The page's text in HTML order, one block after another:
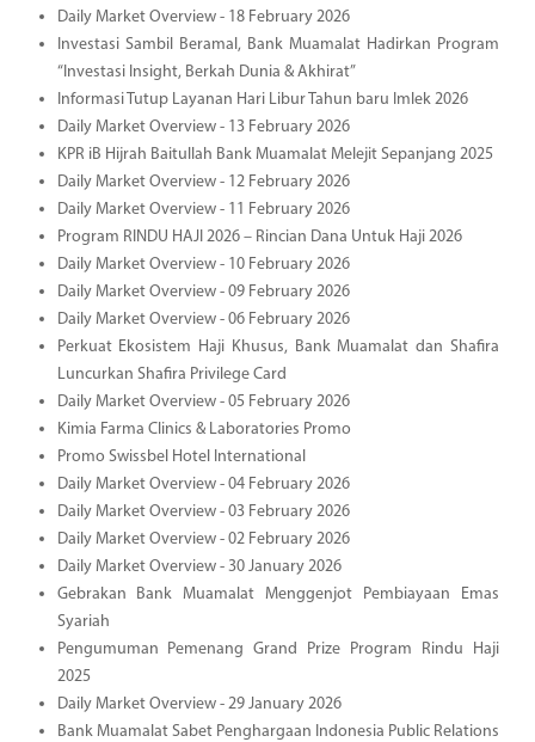
Daily Market Overview - 18 February 2026
Investasi Sambil Beramal, Bank Muamalat Hadirkan Program
“Investasi Insight, Berkah Dunia & Akhirat”
Informasi Tutup Layanan Hari Libur Tahun baru Imlek 2026
Daily Market Overview - 13 February 2026
KPR iB Hijrah Baitullah Bank Muamalat Melejit Sepanjang 2025
Daily Market Overview - 12 February 2026
Daily Market Overview - 11 February 2026
Program RINDU HAJI 2026 – Rincian Dana Untuk Haji 2026
Daily Market Overview - 10 February 2026
Daily Market Overview - 09 February 2026
Daily Market Overview - 06 February 2026
Perkuat Ekosistem Haji Khusus, Bank Muamalat dan Shafira
Luncurkan Shafira Privilege Card
Daily Market Overview - 05 February 2026
Kimia Farma Clinics & Laboratories Promo
Promo Swissbel Hotel International
Daily Market Overview - 04 February 2026
Daily Market Overview - 03 February 2026
Daily Market Overview - 02 February 2026
Daily Market Overview - 30 January 2026
Gebrakan Bank Muamalat Menggenjot Pembiayaan Emas
Syariah
Pengumuman Pemenang Grand Prize Program Rindu Haji
2025
Daily Market Overview - 29 January 2026
Bank Muamalat Sabet Penghargaan Indonesia Public Relations